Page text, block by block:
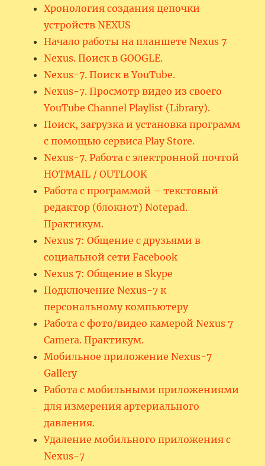
Хронология создания цепочки
устройств NEXUS
Начало работы на планшете Nexus 7
Nexus. Поиск в GOOGLE.
Nexus-7. Поиск в YouTube.
Nexus-7. Просмотр видео из своего
YouTube Channel Playlist (Library).
Поиск, загрузка и установка программ
с помощью сервиса Play Store.
Nexus-7. Работа с электронной почтой
HOTMAIL / OUTLOOK
Работа с программой – текстовый
редактор (блокнот) Notepad.
Практикум.
Nexus 7: Общение с друзьями в
социальной сети Facebook
Nexus 7: Общение в Skype
Подключение Nexus-7 к
персональному компьютеру
Работа с фото/видео камерой Nexus 7
Camera. Практикум.
Мобильное приложение Nexus-7
Gallery
Работа с мобильными приложениями
для измерения артериального
давления.
Удаление мобильного приложения с
Nexus-7